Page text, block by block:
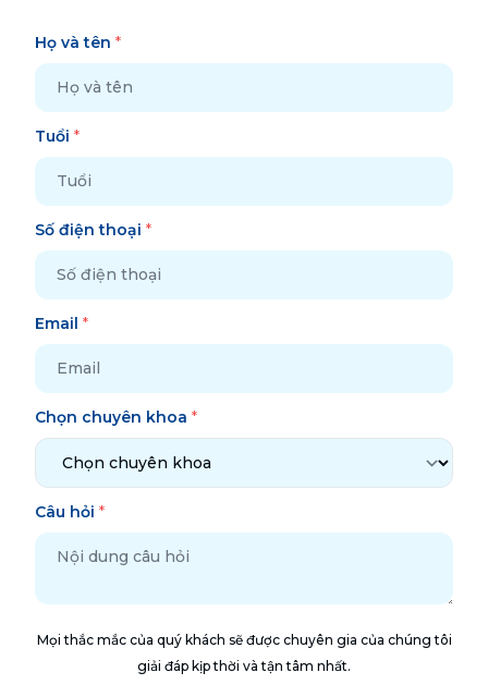
Họ và tên *
Tuổi *
Số điện thoại *
Email *
Chọn chuyên khoa *
Câu hỏi *
Mọi thắc mắc của quý khách sẽ được chuyên gia của chúng tôi
giải đáp kịp thời và tận tâm nhất.